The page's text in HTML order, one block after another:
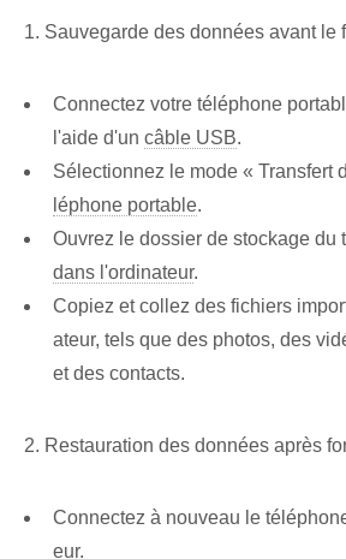
1. Sauvegarde des données avant le
Connectez votre téléphone
l'aide d'un câble USB.
Sélectionnez le mode « Transfert
léphone portable.
Ouvrez le dossier de stockage du
dans l'ordinateur.
Copiez et collez des fichiers
ateur, tels que des photos, des
et des contacts.
2. Restauration des données après
Connectez à nouveau le
eur.